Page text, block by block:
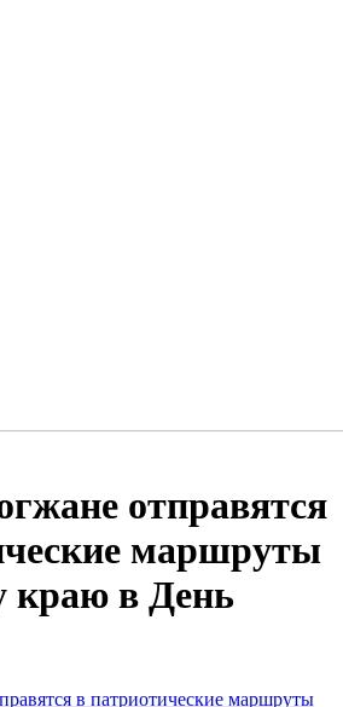
отправятся
маршруты
краю в День